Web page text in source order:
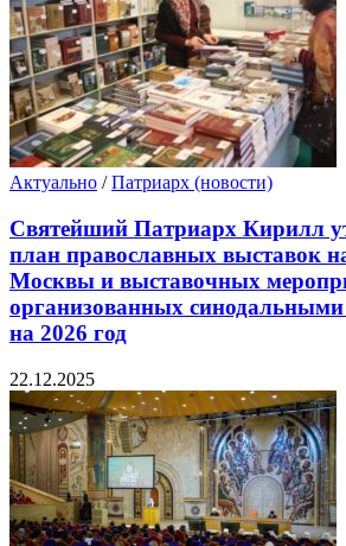
Актуально /Патриарх (новости)
Святейший Патриарх Кирилл
план православных выставок
Москвы и выставочных
организованных
на 2026 год
22.12.2025